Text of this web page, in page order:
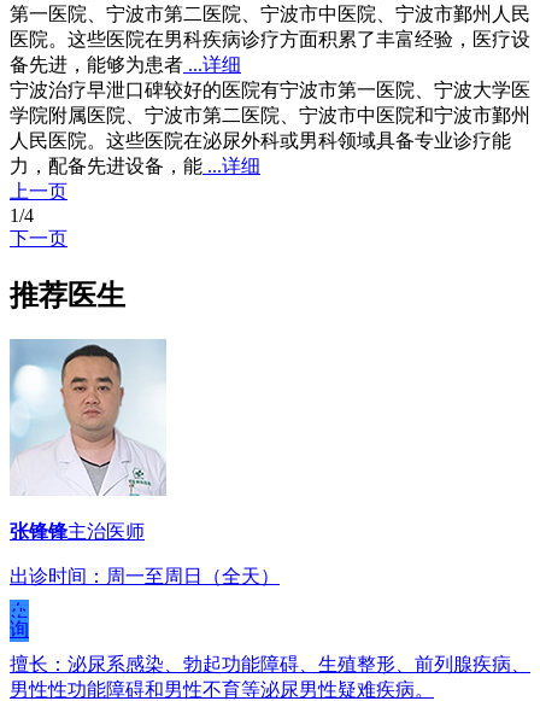
第一医院、宁波市第二医院、宁波市中医院、宁波市鄞州人民
医院。这些医院在男科疾病诊疗方面积累了丰富经验，医疗设
备先进，能够为患者 ...详细
宁波治疗早泄口碑较好的医院有宁波市第一医院、宁波大学医
学院附属医院、宁波市第二医院、宁波市中医院和宁波市鄞州
人民医院。这些医院在泌尿外科或男科领域具备专业诊疗能
力，配备先进设备，能 ...详细
上一页
1/4
下一页
推荐医生
张锋锋主治医师
出诊时间：周一至周日（全天）
在
线
咨
询
擅长：泌尿系感染、勃起功能障碍、生殖整形、前列腺疾病、
男性性功能障碍和男性不育等泌尿男性疑难疾病。